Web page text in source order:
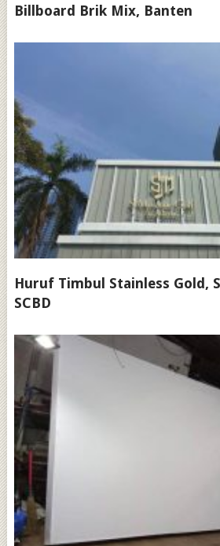
Billboard Brik Mix, Banten
Huruf Timbul Stainless Gold,
SCBD